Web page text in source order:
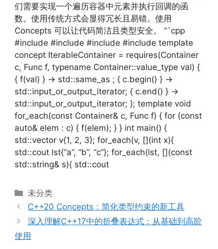
们需要实现一个遍历容器中元素并执行回调的函
数。使用传统方式会显得冗长且易错。使用
Concepts 可以让代码简洁且类型安全。 “`cpp
#include #include #include #include template
concept IterableContainer = requires(Container
c, Func f, typename Container::value_type val) {
{ f(val) } -> std::same_as ; { c.begin() } ->
std::input_or_output_iterator; { c.end() } ->
std::input_or_output_iterator; }; template void
for_each(const Container& c, Func f) { for (const
auto& elem : c) { f(elem); } } int main() {
std::vector v{1, 2, 3}; for_each(v, [](int x){
std::cout lst{“a”, “b”, “c”}; for_each(lst, [](const
std::string& s){ std::cout
分
类
未分类
C++20 Concepts：简化类型约束的新工具
深入理解C++17中的折叠表达式：从基础到高阶
使用